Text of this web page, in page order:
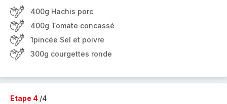
400g Hachis porc
400g Tomate concassé
1pincée Sel et poivre
300g courgettes ronde
Etape 4 /4